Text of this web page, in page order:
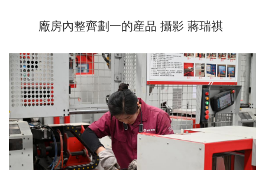
廠房內整齊劃一的産品 攝影 蔣瑞祺